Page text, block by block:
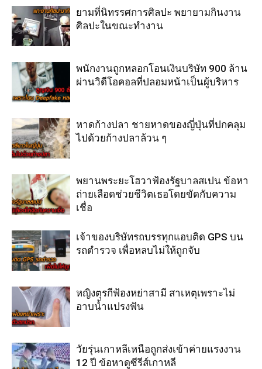
ยามที่นิทรรศการศิลปะ พยายามกินงาน
ศิลปะในขณะทำงาน
พนักงานถูกหลอกโอนเงินบริษัท 900 ล้าน
ผ่านวิดีโอคอลที่ปลอมหน้าเป็นผู้บริหาร
หาดก้างปลา ชายหาดของญี่ปุ่นที่ปกคลุม
ไปด้วยก้างปลาล้วน ๆ
พยานพระยะโฮวาฟ้องรัฐบาลสเปน ข้อหา
ถ่ายเลือดช่วยชีวิตเธอโดยขัดกับความ
เชื่อ
เจ้าของบริษัทรถบรรทุกแอบติด GPS บน
รถตำรวจ เพื่อหลบไม่ให้ถูกจับ
หญิงตุรกีฟ้องหย่าสามี สาเหตุเพราะไม่
อาบน้ำแปรงฟัน
วัยรุ่นเกาหลีเหนือถูกส่งเข้าค่ายแรงงาน
12 ปี ข้อหาดูซีรีส์เกาหลี